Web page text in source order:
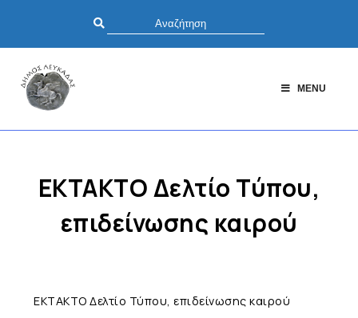
MENU
ΕΚΤΑΚΤΟ Δελτίο Τύπου,
επιδείνωσης καιρού
ΕΚΤΑΚΤΟ Δελτίο Τύπου, επιδείνωσης καιρού